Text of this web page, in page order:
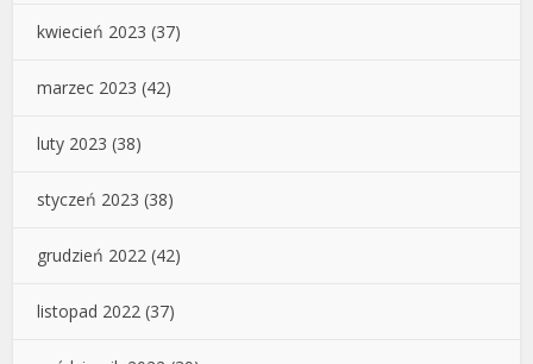
kwiecień 2023 (37)
marzec 2023 (42)
luty 2023 (38)
styczeń 2023 (38)
grudzień 2022 (42)
listopad 2022 (37)